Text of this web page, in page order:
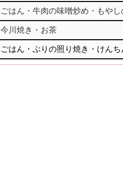
ごはん・牛肉の味噌炒め・もや
今川焼き・お茶
ごはん・ぶりの照り焼き・けん